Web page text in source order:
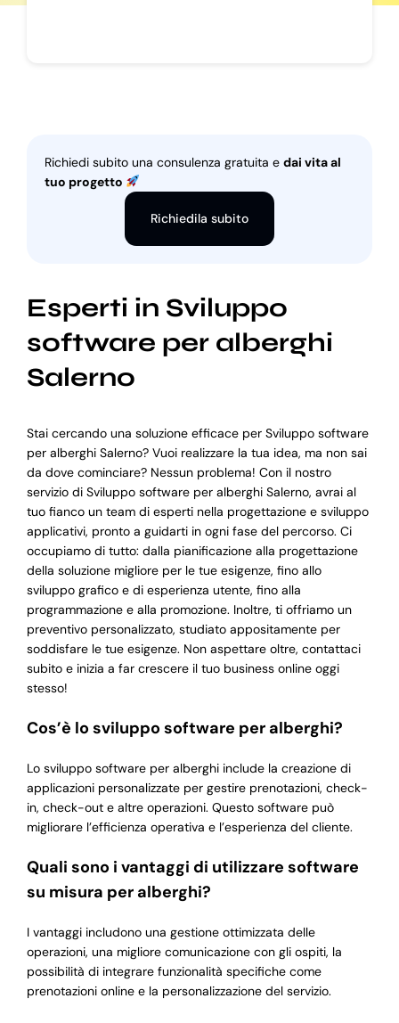
Richiedi subito una consulenza gratuita e dai vita al
tuo progetto
Richiedila subito
Esperti in Sviluppo
software per alberghi
Salerno
Stai cercando una soluzione efficace per Sviluppo software
per alberghi Salerno? Vuoi realizzare la tua idea, ma non sai
da dove cominciare? Nessun problema! Con il nostro
servizio di Sviluppo software per alberghi Salerno, avrai al
tuo fianco un team di esperti nella progettazione e sviluppo
applicativi, pronto a guidarti in ogni fase del percorso. Ci
occupiamo di tutto: dalla pianificazione alla progettazione
della soluzione migliore per le tue esigenze, fino allo
sviluppo grafico e di esperienza utente, fino alla
programmazione e alla promozione. Inoltre, ti offriamo un
preventivo personalizzato, studiato appositamente per
soddisfare le tue esigenze. Non aspettare oltre, contattaci
subito e inizia a far crescere il tuo business online oggi
stesso!
Cos’è lo sviluppo software per alberghi?
Lo sviluppo software per alberghi include la creazione di
applicazioni personalizzate per gestire prenotazioni, check-
in, check-out e altre operazioni. Questo software può
migliorare l’efficienza operativa e l’esperienza del cliente.
Quali sono i vantaggi di utilizzare software
su misura per alberghi?
I vantaggi includono una gestione ottimizzata delle
operazioni, una migliore comunicazione con gli ospiti, la
possibilità di integrare funzionalità specifiche come
prenotazioni online e la personalizzazione del servizio.